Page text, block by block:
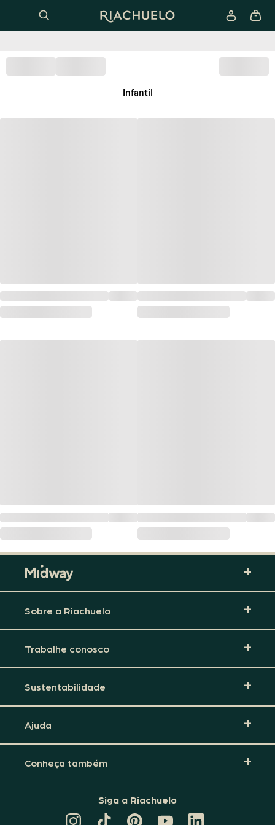
Infantil
Sobre a Riachuelo
Trabalhe conosco
Sustentabilidade
Ajuda
Conheça também
Siga a Riachuelo
CANAL